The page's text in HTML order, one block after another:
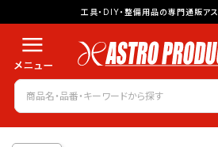
工具・DIY・整備用品の専門通販ア